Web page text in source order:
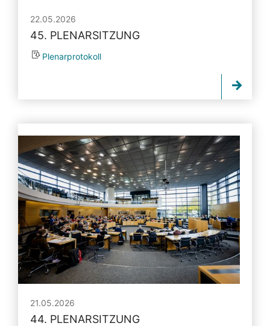
22.05.2026
45. PLENARSITZUNG
Plenarprotokoll
21.05.2026
44. PLENARSITZUNG